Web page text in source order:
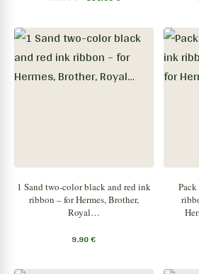
1 Sand two-color black and red ink
ribbon – for Hermes, Brother,
Royal…
9,90€